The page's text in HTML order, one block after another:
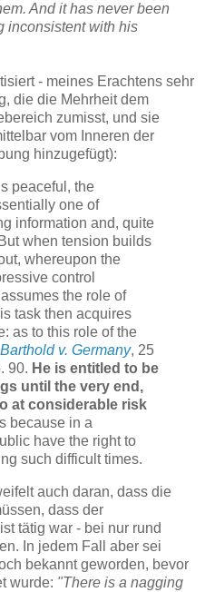
And it has never been
inconsistent with his
- meines Erachtens sehr
die die Mehrheit dem
zumisst, und sie
vom Inneren der
hinzugefügt):
peaceful, the
one of
information and, quite
when tension builds
whereupon the
control
the role of
task then acquires
as to this role of the
Barthold v. Germany, 25
90. He is entitled to be
until the very end,
at considerable risk
because in a
have the right to
such difficult times.
auch daran, dass die
dass der
tätig war - bei nur rund
In jedem Fall aber sei
bekannt geworden, bevor
wurde: "There is a nagging